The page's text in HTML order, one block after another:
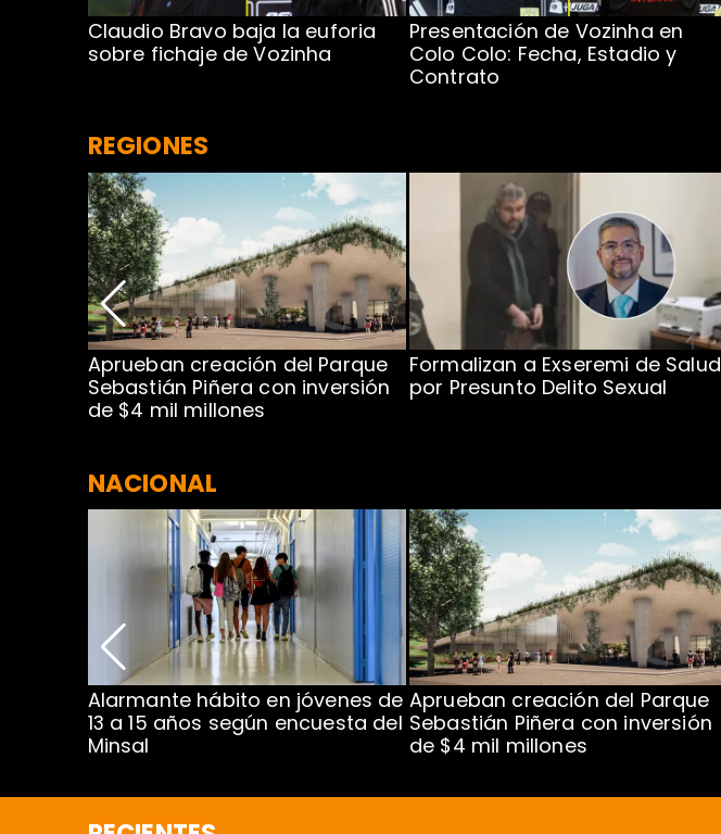
Claudio Bravo baja la euforia
sobre fichaje de Vozinha
Presentación de Vozinha en
Colo Colo: Fecha, Estadio y
Contrato
REGIONES
Aprueban creación del Parque
Sebastián Piñera con inversión
de $4 mil millones
Formalizan a Exseremi de Salud
por Presunto Delito Sexual
NACIONAL
Alarmante hábito en jóvenes de
13 a 15 años según encuesta del
Minsal
Aprueban creación del Parque
Sebastián Piñera con inversión
de $4 mil millones